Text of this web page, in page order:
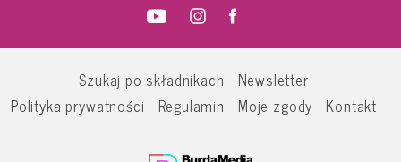
Szukaj po składnikach
Newsletter
Polityka prywatności
Regulamin Moje zgody Kontakt